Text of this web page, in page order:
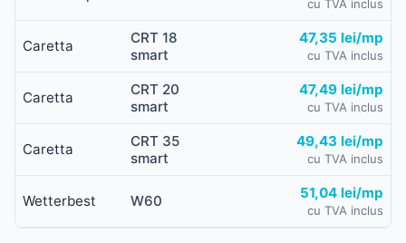
cu TVA inclus
Caretta
CRT 18
smart
47,35 lei/mp
cu TVA inclus
Caretta
CRT 20
smart
47,49 lei/mp
cu TVA inclus
Caretta
CRT 35
smart
49,43 lei/mp
cu TVA inclus
Wetterbest W60 51,04 lei/mp
cu TVA inclus